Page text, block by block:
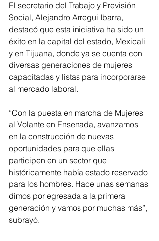
El secretario del Trabajo y Previsión
Social, Alejandro Arregui Ibarra,
destacó que esta iniciativa ha sido un
éxito en la capital del estado, Mexicali
y en Tijuana, donde ya se cuenta con
diversas generaciones de mujeres
capacitadas y listas para incorporarse
al mercado laboral.
“Con la puesta en marcha de Mujeres
al Volante en Ensenada, avanzamos
en la construcción de nuevas
oportunidades para que ellas
participen en un sector que
históricamente había estado reservado
para los hombres. Hace unas semanas
dimos por egresada a la primera
generación y vamos por muchas más”,
subrayó.